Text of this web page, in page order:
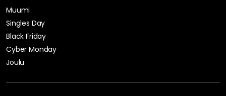
Muumi
Singles Day
Black Friday
Cyber Monday
Joulu